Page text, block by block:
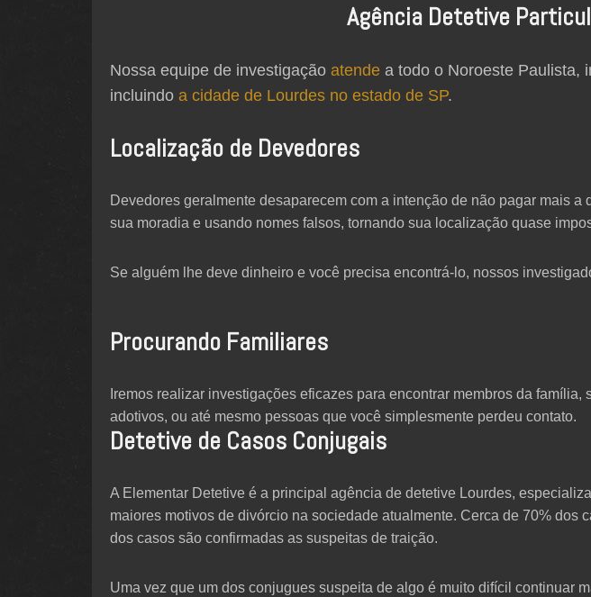
Agência Detetive
Nossa equipe de investigação atende a todo o Noroeste Paulista,
incluindo a cidade de Lourdes no estado de SP.
Localização de Devedores
Devedores geralmente desaparecem com a intenção de não pagar mais
sua moradia e usando nomes falsos, tornando sua localização quase
Se alguém lhe deve dinheiro e você precisa encontrá-lo, nossos
Procurando Familiares
Iremos realizar investigações eficazes para encontrar membros da
adotivos, ou até mesmo pessoas que você simplesmente perdeu contato.
Detetive de Casos Conjugais
A Elementar Detetive é a principal agência de detetive Lourdes,
maiores motivos de divórcio na sociedade atualmente. Cerca de 70%
dos casos são confirmadas as suspeitas de traição.
Uma vez que um dos conjugues suspeita de algo é muito difícil continuar